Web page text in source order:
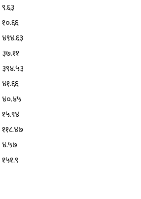
९.६३
१०.६६
४९४.६३
३७.११
३९४.५३
४१.६६
४०.४५
१५.९४
११८.४७
४.५७
१५१.९